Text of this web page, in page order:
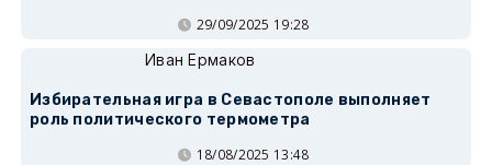
29/09/2025 19:28
Иван Ермаков
Избирательная игра в Севастополе выполняет
роль политического термометра
18/08/2025 13:48